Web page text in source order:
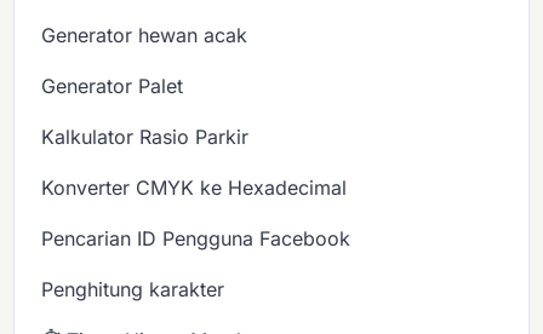
Generator hewan acak
Generator Palet
Kalkulator Rasio Parkir
Konverter CMYK ke Hexadecimal
Pencarian ID Pengguna Facebook
Penghitung karakter